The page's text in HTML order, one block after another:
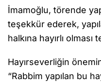
İmamoğlu, törende
teşekkür ederek,
halkına hayırlı
Hayırseverliğin
“Rabbim yapılan bu